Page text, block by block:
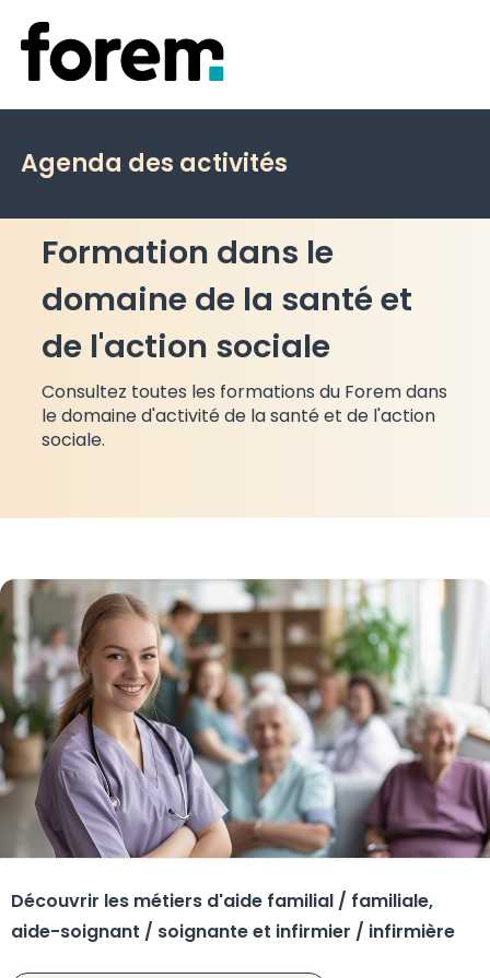
Agenda des activités
Formation dans le
domaine de la santé et
de l'action sociale
Consultez toutes les formations du Forem dans
le domaine d'activité de la santé et de l'action
sociale.
Découvrir les métiers d'aide familial / familiale,
aide-soignant / soignante et infirmier / infirmière